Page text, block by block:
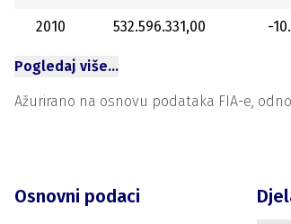
2010 532.596.331,00 -
Pogledaj više…
Ažurirano na osnovu podataka FIA-e,
Osnovni podaci